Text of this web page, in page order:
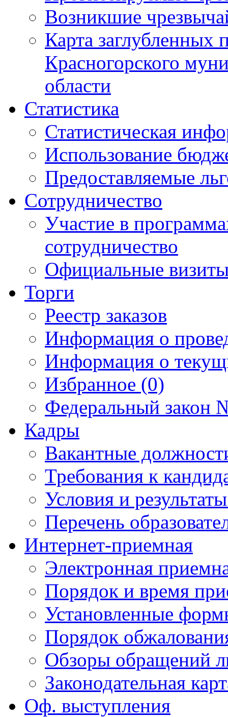
Возникшие
Карта
Красногорского
области
Статистика
Статистическая
Использование
Предоставляемые
Сотрудничество
Участие в
сотрудничество
Официальные
Торги
Реестр заказов
Информация о
Информация о
Избранное (0)
Федеральный закон
Кадры
Вакантные
Требования к
Условия и
Перечень
Интернет-приемная
Электронная
Порядок и время
Установленные
Порядок
Обзоры обращений
Законодательная
Оф. выступления